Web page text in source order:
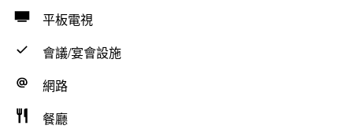
平板電視
會議/宴會設施
網路
餐廳